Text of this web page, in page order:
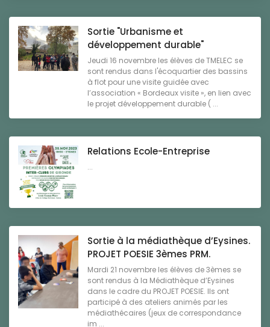
Sortie "Urbanisme et
développement durable"
Jeudi 16 novembre les élèves de TMELEC se
sont rendus dans l'écoquartier des bassins
à flot pour une visite guidée avec
l’association « Bordeaux visite », en lien avec
le projet développement durable ( ...
Relations Ecole-Entreprise
...
Sortie à la médiathèque d’Eysines.
PROJET POESIE 3èmes PRM.
Mardi 21 novembre les élèves de 3èmes se
sont rendus à la Médiathèque d’Eysines
dans le cadre du PROJET POESIE. Ils ont
participé à des ateliers animés par les
médiathécaires (jeux de correspondance
im ...